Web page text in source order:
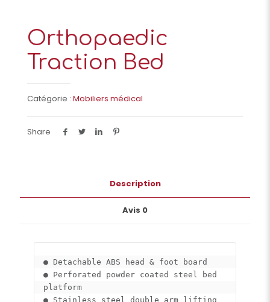
Orthopaedic
Traction Bed
Catégorie : Mobiliers médical
Share
Description
Avis 0
● Detachable ABS head & foot board
● Perforated powder coated steel bed
platform
● Stainless steel double arm lifting